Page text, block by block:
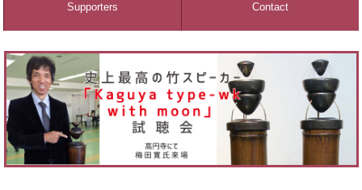
Supporters
Contact